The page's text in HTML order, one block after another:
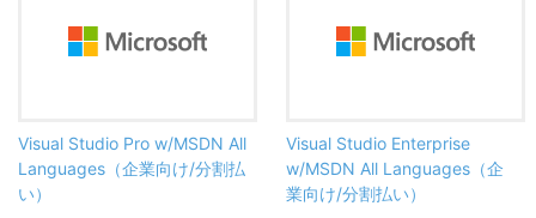
Visual Studio Pro w/MSDN All
Languages（企業向け/分割払
い）
Visual Studio Enterprise
w/MSDN All Languages（企
業向け/分割払い）